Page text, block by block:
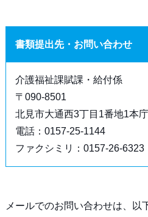
書類提出先・お問い合わせ
介護福祉課賦課・給付係
〒090-8501
北見市大通西3丁目1番地1本
電話：0157-25-1144
ファクシミリ：0157-26-6323
メールでのお問い合わせは、以